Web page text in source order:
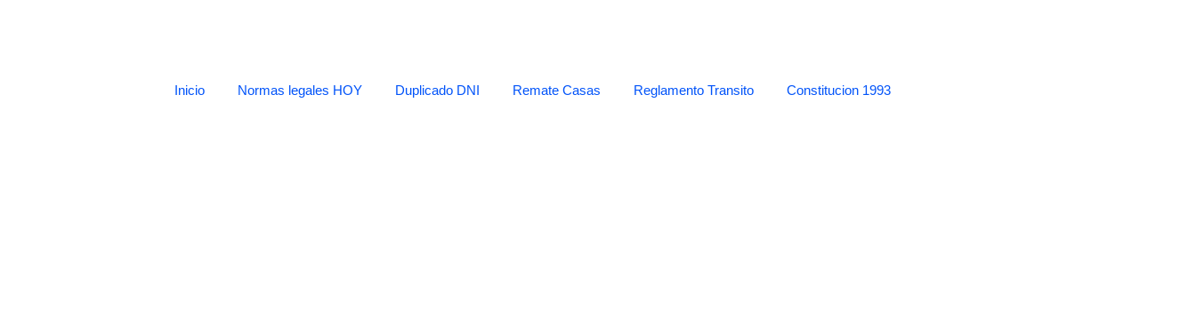
Inicio Normas legales HOY Duplicado DNI Remate Casas Reglamento Transito Constitucion 1993